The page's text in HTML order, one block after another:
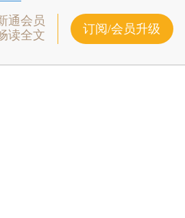
通会员
读全文
订阅/会员升级